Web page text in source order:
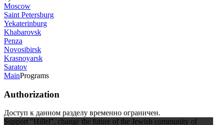
Moscow
Saint Petersburg
Yekaterinburg
Khabarovsk
Penza
Novosibirsk
Krasnoyarsk
Saratov
MainPrograms
Authorization
Доступ к данном разделу временно ограничен.
Support "Hillel", change the future of the Jewish community of